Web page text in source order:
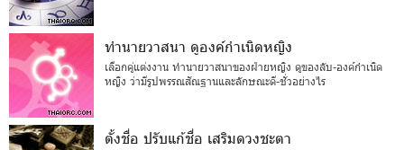
ทำนายวาสนา ดูองค์กำเนิดหญิง
เลือกคู่แต่งงาน ทำนายวาสนาของฝ่ายหญิง ดูของลับ-องค์กำเนิด
หญิง ว่ามีรูปพรรณสัณฐานและลักษณะดี-ชั่วอย่างไร
ตั้งชื่อ ปรับแก้ชื่อ เสริมดวงชะตา